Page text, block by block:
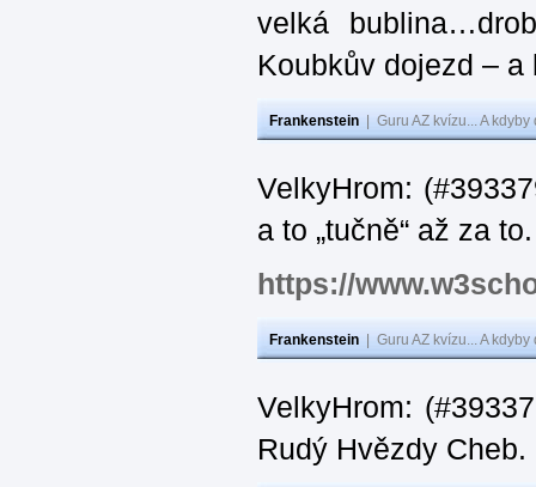
velká
Koubkův dojezd –
Frankenstein Guru AZ kvízu... A
VelkyHrom:
a to „tučně“ až za
https://
Frankenstein Guru AZ kvízu... A
VelkyHrom:
Rudý Hvězdy Cheb.